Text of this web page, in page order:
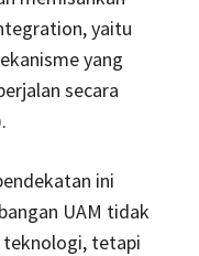
yaitu
yang
secara
ini
UAM tidak
teknologi, tetapi